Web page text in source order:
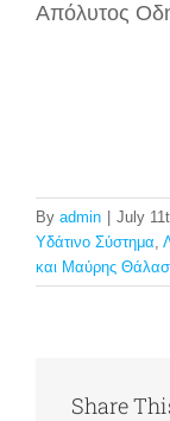
Απόλυτος
By admin July
Υδάτινο Σύστημα
και Μαύρης
Share